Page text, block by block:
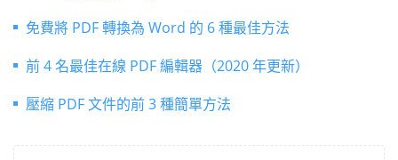
免費將 PDF 轉換為 Word 的 6 種最佳方法
前 4 名最佳在線 PDF 編輯器（2020 年更新）
壓縮 PDF 文件的前 3 種簡單方法